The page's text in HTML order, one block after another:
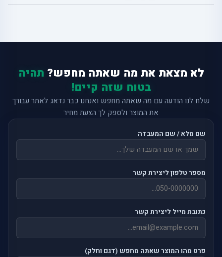
לא מצאת את מה שאתה מחפש? תהיה
בטוח שזה קיים!
שלח לנו הודעה עם מה שאתה מחפש ואנחנו כבר נדאג לאתר עבורך
את המוצר ולספק לך הצעת מחיר
שם מלא / שם המעבדה
מספר טלפון ליצירת קשר
כתובת מייל ליצירת קשר
פרט מהו המוצר שאתה מחפש (דגם וחלק)